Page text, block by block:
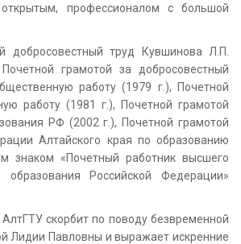
профессионалом с большой
добросовестный труд Кувшинова Л.П.
грамотой за добросовестный
работу (1979 г.), Почетной
работу (1981 г.), Почетной грамотой
РФ (2002 г.), Почетной грамотой
Алтайского края по образованию
знаком «Почетный работник высшего
образования Российской Федерации»
скорбит по поводу безвременной
Лидии Павловны и выражает искренние